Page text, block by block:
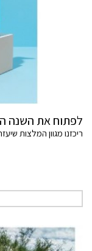
לפתוח את השנה
ריכזנו מגוון המלצות